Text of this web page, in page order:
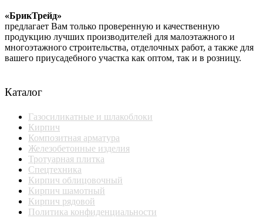
«БрикТрейд»
предлагает Вам только проверенную и качественную
продукцию лучших производителей для малоэтажного и
многоэтажного строительства, отделочных работ, а также для
вашего приусадебного участка как оптом, так и в розницу.
Каталог
Газосиликатные и шлакоблоки
Кирпич
Композитная арматура
Железобетонные изделия
Тротуарная плитка
Спецтехника
Кирпич облицовочный
Кирпич шамотный
Кирпич рядовой
Политика конфиденциальности